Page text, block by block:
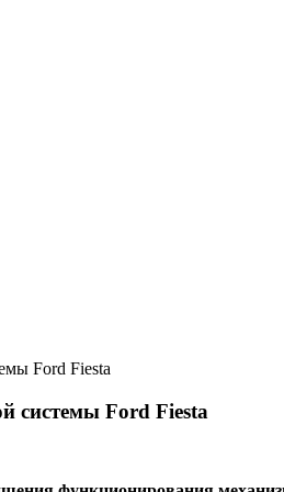
системы Ford Fiesta